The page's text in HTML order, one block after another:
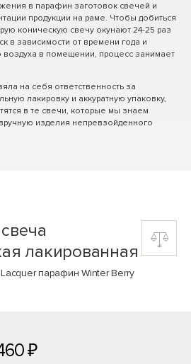
в парафин заготовок свечей и
продукции на раме. Чтобы добиться
коническую свечу окунают 24-25 раз
в зависимости от времени года и
в помещении, процесс занимает
на себя ответственность за
лакировку и аккуратную упаковку,
в те свечи, которые мы знаем
изделия непревзойденного
лакированная
парафин Winter Berry
₽